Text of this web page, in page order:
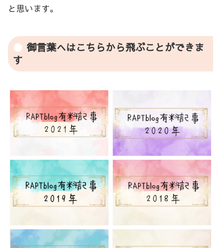
と思います。
御言葉へはこちらから飛ぶことができま
す